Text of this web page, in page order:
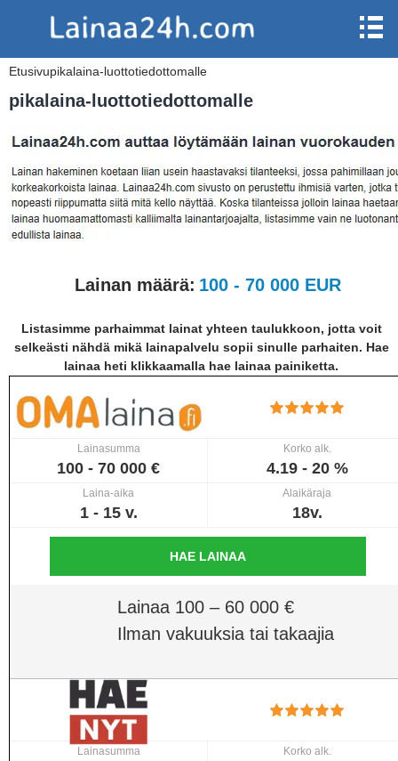
Etusivupikalaina-luottotiedottomalle
pikalaina-luottotiedottomalle
Lainan määrä: 100 - 70 000 EUR
Listasimme parhaimmat lainat yhteen taulukkoon, jotta voit
selkeästi nähdä mikä lainapalvelu sopii sinulle parhaiten. Hae
lainaa heti klikkaamalla hae lainaa painiketta.
Lainasumma
100 - 70 000 €
Korko alk.
4.19 - 20 %
Laina-aika
1 - 15 v.
Alaikäraja
18v.
HAE LAINAA
Lainaa 100 – 60 000 €
Ilman vakuuksia tai takaajia
Lainasumma Korko alk.